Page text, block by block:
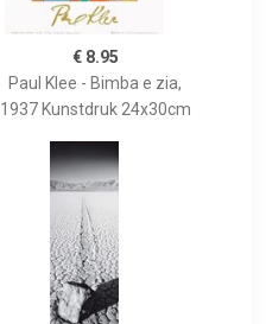
€ 8.95
Paul Klee - Bimba e zia,
1937 Kunstdruk 24x30cm